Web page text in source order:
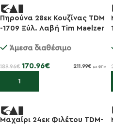
Πηρούνα 28εκ Κουζίνας TDM
-1709 Ξύλ. Λαβή Tim Maelzer
Άμεσα διαθέσιμο
189.96€ 170.96€ 211.99€ με ΦΠΑ
Προσθήκη στο καλάθι
Μαχαίρι 24εκ Φιλέτου TDM-